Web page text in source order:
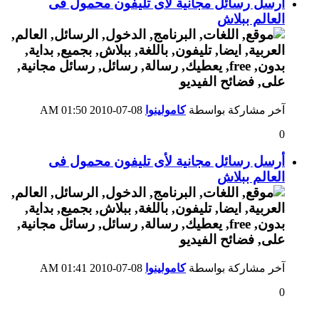
أرسل رسائل مجانية لأى تليفون محمول فى
العالم ببلاش
آخر مشاركة بواسطةكامولينوا
01:50 AM
0
أرسل رسائل مجانية لأى تليفون محمول فى
العالم ببلاش
آخر مشاركة بواسطةكامولينوا
01:41 AM
0